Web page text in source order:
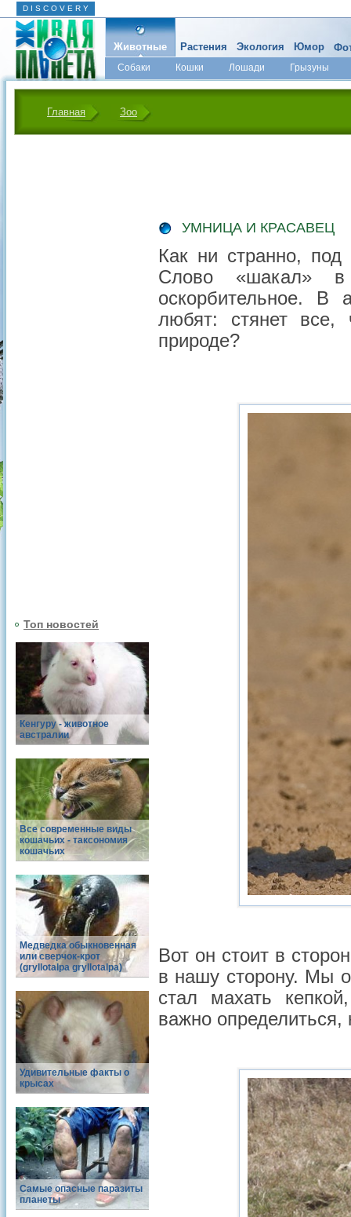
D I S C O V E R Y
Животные
Собаки Кошки Лошади
Грызуны
Микромир
Растения Экология Юмор
Главная Зоо
Топ новостей
Кенгуру - животное
австралии
Все современные виды
кошачьих - таксономия
кошачьих
Медведка обыкновенная
или сверчок-крот
(gryllotalpa gryllotalpa)
Удивительные факты о
крысах
Самые опасные паразиты
планеты
УМНИЦА И КРАСАВЕЦ
Как ни странно,
Слово «шакал» в
оскорбительное. В
любят: стянет
природе?
Вот он стоит в
в нашу сторону. Мы
стал махать
важно определиться,